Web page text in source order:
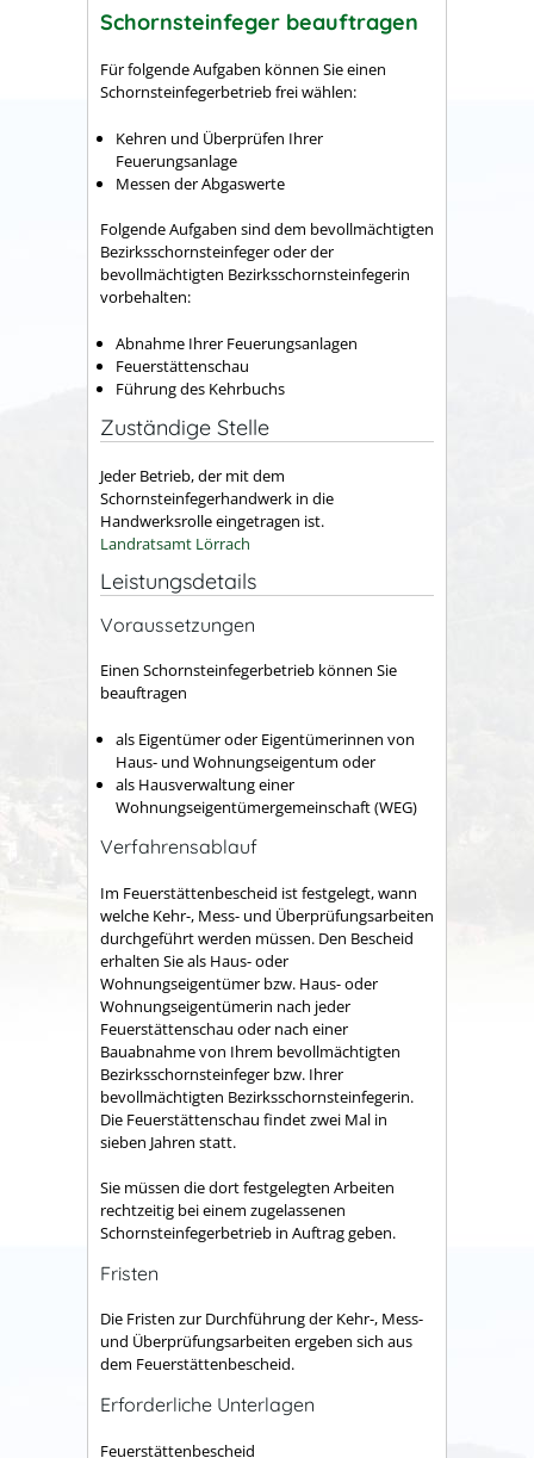
Schornsteinfeger beauftragen
Für folgende Aufgaben können Sieeinen
Schornsteinfegerbetrieb frei wählen:
Kehren und Überprüfen Ihrer
Feuerungsanlage
Messen der Abgaswerte
Folgende Aufgaben sind dem bevollmächtigten
Bezirksschornsteinfeger oder der
bevollmächtigten Bezirksschornsteinfegerin
vorbehalten:
Abnahme Ihrer Feuerungsanlagen
Feuerstättenschau
Führung des Kehrbuchs
Zuständige Stelle
Jeder Betrieb, der mit dem
Schornsteinfegerhandwerk in die
Handwerksrolle eingetragen ist.
Landratsamt Lörrach
Leistungsdetails
Voraussetzungen
Einen Schornsteinfegerbetrieb können Sie
beauftragen
als Eigentümer oder Eigentümerinnen von
Haus- und Wohnungseigentum oder
als Hausverwaltung einer
Wohnungseigentümergemeinschaft (WEG)
Verfahrensablauf
Im Feuerstättenbescheid ist festgelegt, wann
welche Kehr-, Mess- und Überprüfungsarbeiten
durchgeführt werden müssen. Den Bescheid
erhalten Sie als Haus- oder
Wohnungseigentümer bzw. Haus- oder
Wohnungseigentümerin nach jeder
Feuerstättenschau oder nach einer
Bauabnahme von Ihrem bevollmächtigten
Bezirksschornsteinfeger bzw. Ihrer
bevollmächtigten Bezirksschornsteinfegerin.
Die Feuerstättenschau findet zwei Mal in
sieben Jahren statt.
Sie müssen die dort festgelegten Arbeiten
rechtzeitig bei einem zugelassenen
Schornsteinfegerbetrieb in Auftrag geben.
Fristen
Die Fristen zur Durchführung der Kehr-, Mess-
und Überprüfungsarbeiten ergeben sich aus
dem Feuerstättenbescheid.
Erforderliche Unterlagen
Feuerstättenbescheid